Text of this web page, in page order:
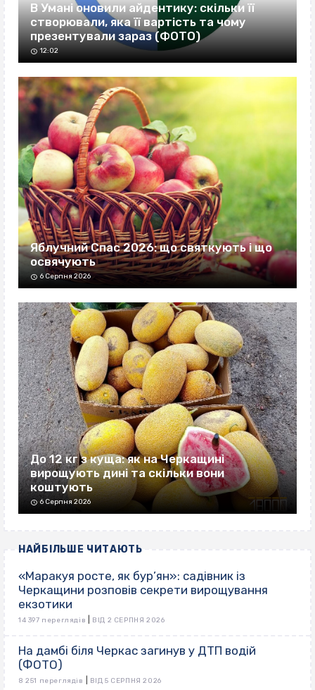
В Умані оновили айдентику: скільки її
створювали, яка її вартість та чому
презентували зараз (ФОТО)
12:02
Яблучний Спас 2026: що святкують і що
освячують
6 Серпня 2026
До 12 кг з куща: як на Черкащині
вирощують дині та скільки вони
коштують
6 Серпня 2026
НАЙБІЛЬШЕ ЧИТАЮТЬ
«Маракуя росте, як бур’ян»: садівник із
Черкащини розповів секрети вирощування
екзотики
14 397 переглядів ВІД 2 СЕРПНЯ 2026
На дамбі біля Черкас загинув у ДТП водій
(ФОТО)
8 251 переглядів ВІД 5 СЕРПНЯ 2026